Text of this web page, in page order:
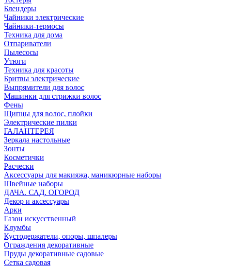
Блендеры
Чайники электрические
Чайники-термосы
Техника для дома
Отпариватели
Пылесосы
Утюги
Техника для красоты
Бритвы электрические
Выпрямители для волос
Машинки для стрижки волос
Фены
Щипцы для волос, плойки
Электрические пилки
ГАЛАНТЕРЕЯ
Зеркала настольные
Зонты
Косметички
Расчески
Аксессуары для макияжа, маникюрные наборы
Швейные наборы
ДАЧА. САД. ОГОРОД
Декор и аксессуары
Арки
Газон искусственный
Клумбы
Кустодержатели, опоры, шпалеры
Ограждения декоративные
Пруды декоративные садовые
Сетка садовая